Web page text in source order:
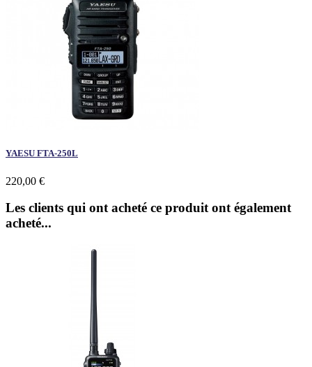
YAESU FTA-250L
220,00 €
Les clients qui ont acheté ce produit ont également
acheté...